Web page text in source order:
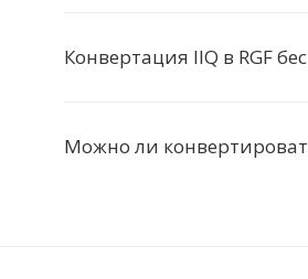
Конвертация IIQ в RGF
Можно ли